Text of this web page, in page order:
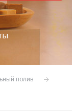
полив